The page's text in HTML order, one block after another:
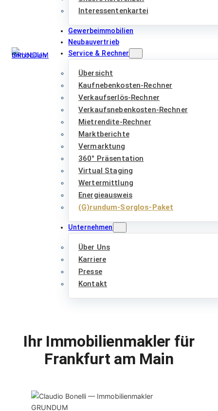
Interessentenkartei
Gewerbeimmobilien
Neubauvertrieb
Service & Rechner
Übersicht
Kaufnebenkosten-Rechner
Verkaufserlös-Rechner
Verkaufsnebenkosten-Rechner
Mietrendite-Rechner
Marktberichte
Vermarktung
360° Präsentation
Virtual Staging
Wertermittlung
Energieausweis
(G)rundum-Sorglos-Paket
Unternehmen
Über Uns
Karriere
Presse
Kontakt
Ihr Immobilienmakler für
Frankfurt am Main